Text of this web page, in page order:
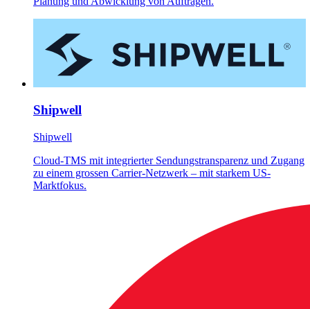
Shipwell
Shipwell
Cloud-TMS mit integrierter Sendungstransparenz und Zugang
zu einem grossen Carrier-Netzwerk – mit starkem US-
Marktfokus.